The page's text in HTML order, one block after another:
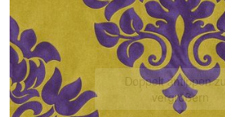
Doppelt antippen
vergrößern